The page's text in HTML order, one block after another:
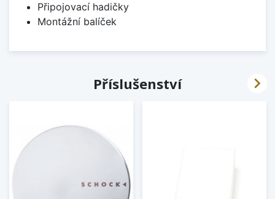
Připojovací hadičky
Montážní balíček
Příslušenství 